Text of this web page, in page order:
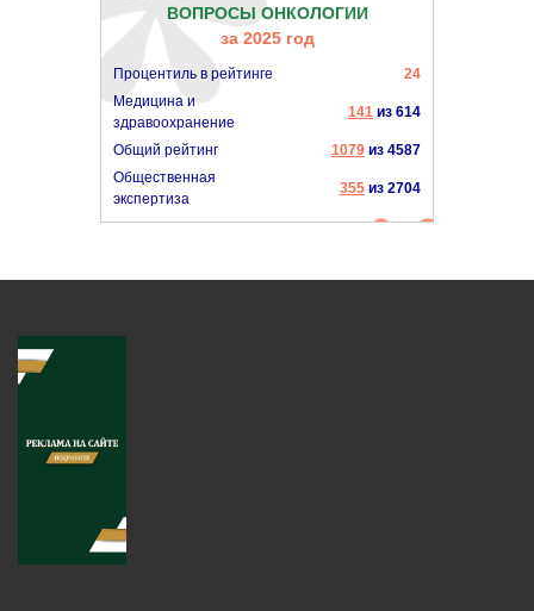
ВОПРОСЫ ОНКОЛОГИИ
за 2025 год
Процентиль в рейтинге
24
Медицина и
здравоохранение
141из 614
Общий рейтинг 1079из 4587
Общественная
экспертиза
355из 2704